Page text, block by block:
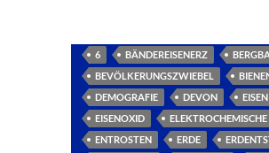
6 BÄNDEREISENERZ
BEVÖLKERUNGSZWIEBEL
DEMOGRAFIE
DEVON EISEN
EISENOXID
ENTROSTEN
ERDE